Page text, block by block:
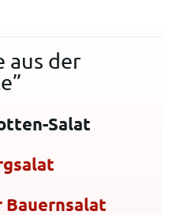
aus der
Salat
Bauernsalat